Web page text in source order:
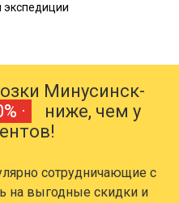
экспедиции
Минусинск-
·
ниже, чем у
сотрудничающие с
на выгодные скидки и